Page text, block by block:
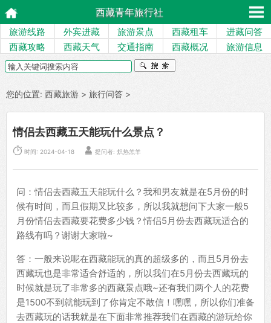
西藏青年旅行社
旅游线路 外宾进藏 旅游景点 西藏租车
进藏问答
西藏攻略
西藏天气 交通指南 西藏概况 旅游信息
您的位置: 西藏旅游 > 旅行问答 >
情侣去西藏五天能玩什么景点？
 时间: 2024-04-18  提问者: 炽热羔羊
问：情侣去西藏五天能玩什么？我和男友就是在5月份的时
候有时间，而且假期又比较多，所以我就想问下大家一般5
月份情侣去西藏要花费多少钱？情侣5月份去西藏玩适合的
路线有吗？谢谢大家啦~
答：一般来说呢在西藏能玩的真的超级多的，而且5月份去
西藏玩也是非常适合舒适的，所以我们在5月份去西藏玩的
时候就是玩了非常多的西藏景点哦~还有我们两个人的花费
是1500不到就能玩到了你肯定不敢信！嘿嘿，所以你们准备
去西藏玩的话我就是在下面非常推荐我们在西藏的游玩给你